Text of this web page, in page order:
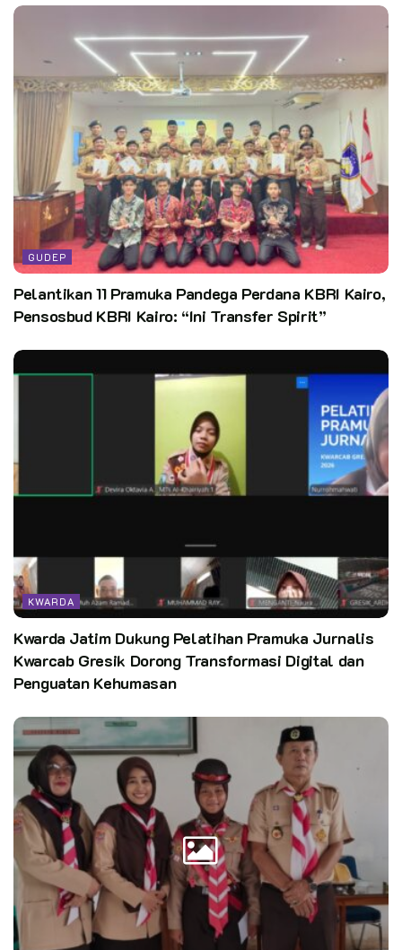
Teks: Fitri H.–Foto: Yudhi
GUDEP
Pelantikan 11 Pramuka Pandega Perdana KBRI Kairo,
Pensosbud KBRI Kairo: “Ini Transfer Spirit”
KWARDA
Kwarda Jatim Dukung Pelatihan Pramuka Jurnalis
Kwarcab Gresik Dorong Transformasi Digital dan
Penguatan Kehumasan